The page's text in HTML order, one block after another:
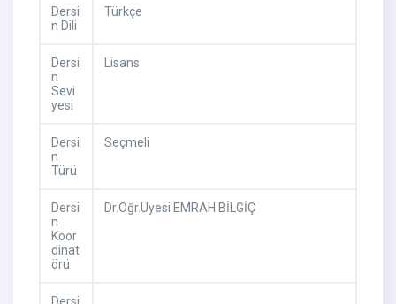
Dersi
n Dili
Türkçe
Dersi
n
Sevi
yesi
Lisans
Dersi
n
Türü
Seçmeli
Dersi
n
Koor
dinat
örü
Dr.Öğr.Üyesi EMRAH BİLGİÇ